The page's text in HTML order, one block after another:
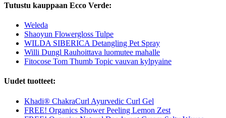
Tutustu kauppaan Ecco Verde:
Weleda
Shaoyun Flowergloss Tulpe
WILDA SIBERICA Detangling Pet Spray
Willi Dungl Rauhoittava luomutee mahalle
Fitocose Tom Thumb Topic vauvan kylpyaine
Uudet tuotteet:
Khadi® ChakraCurl Ayurvedic Curl Gel
FREE! Organics Shower Peeling Lemon Zest